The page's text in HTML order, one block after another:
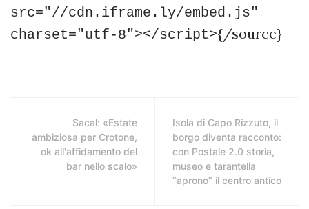
src="//cdn.iframe.ly/embed.js"
charset="utf-8"></script>{/source}
Sacal: «Estate
ambiziosa per Crotone,
ok all'affidamento del
bar nello scalo»
Isola di Capo Rizzuto, il
borgo diventa racconto:
con Postale 2.0 storia,
museo e tarantella
“aprono” il centro antico